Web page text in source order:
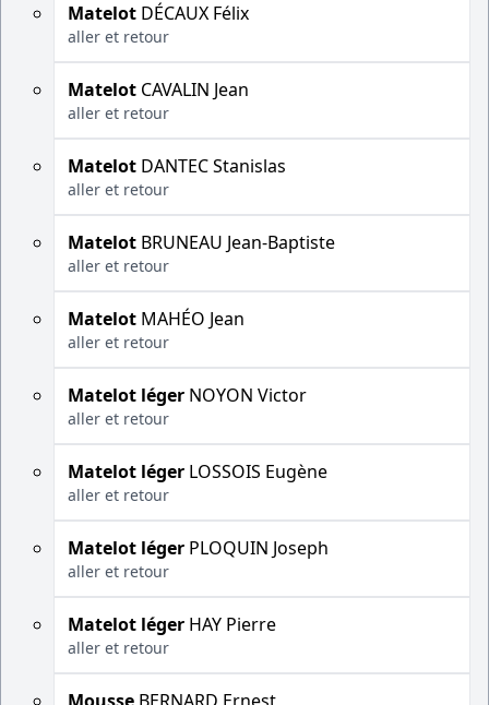
Matelot DÉCAUX Félix
aller et retour
Matelot CAVALIN Jean
aller et retour
Matelot DANTEC Stanislas
aller et retour
Matelot BRUNEAU Jean-Baptiste
aller et retour
Matelot MAHÉO Jean
aller et retour
Matelot léger NOYON Victor
aller et retour
Matelot léger LOSSOIS Eugène
aller et retour
Matelot léger PLOQUIN Joseph
aller et retour
Matelot léger HAY Pierre
aller et retour